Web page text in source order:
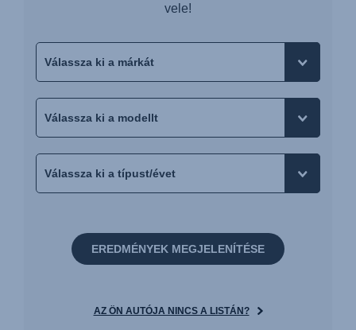
vele!
EREDMÉNYEK MEGJELENÍTÉSE
AZ ÖN AUTÓJA NINCS A LISTÁN?